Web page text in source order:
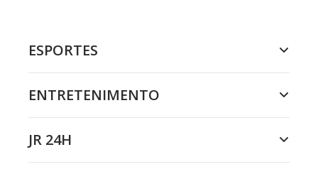
ESPORTES
ENTRETENIMENTO
JR 24H